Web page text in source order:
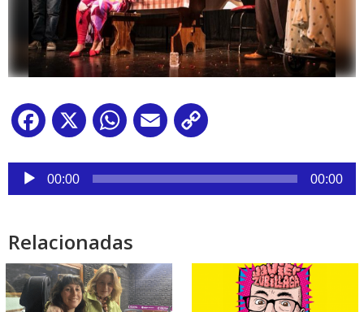
Facebook
X WhatsApp
Email
Reproductor
audio
00:00 00:00
Relacionadas